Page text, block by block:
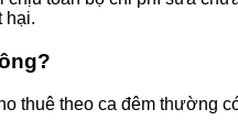
hại.
thuê theo ca đêm thường